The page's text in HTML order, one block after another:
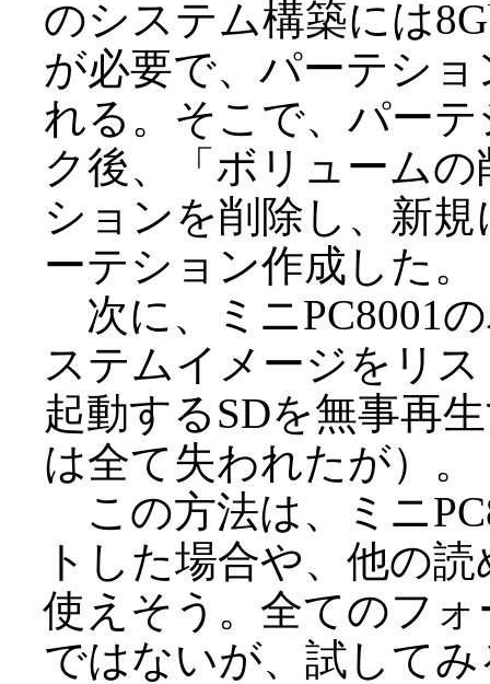
のシステム構築には
が必要で、パーテシ
れる。そこで、パー
ク後、「ボリューム
ションを削除し、新規
ーテション作成した。
次に、ミニPC8001
ステムイメージをリ
起動するSDを無事再
は全て失われたが）。
この方法は、ミニ
トした場合や、他の
使えそう。全てのフ
ではないが、試して